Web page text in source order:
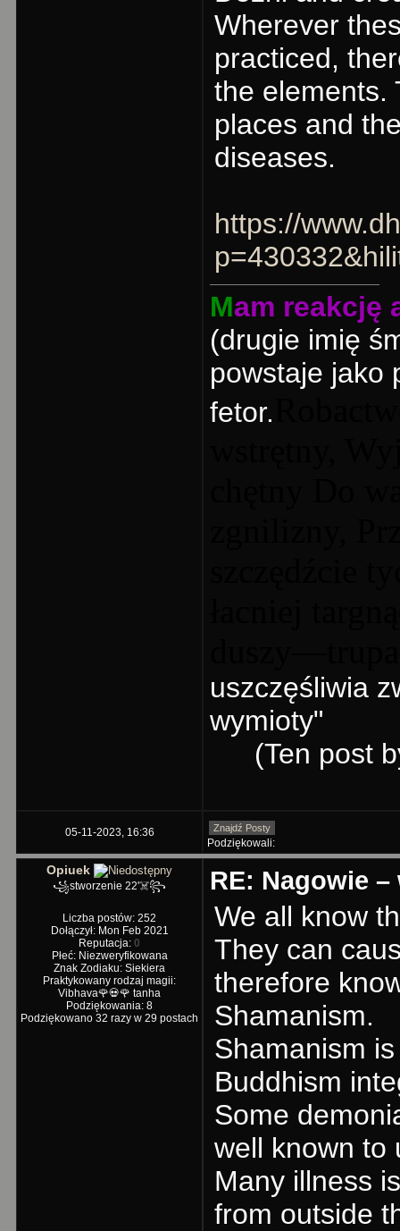
Wherever
practiced,
the elements.
places and
diseases.
https://
Mam reakcję
(drugie imię
powstaje jako
fetor.
uszczęśliwia
wymioty"
(Ten post
05-11-2023, 16:36 Znajdź Posty
Podziękowali:
Opiuek
꧁stworzenie 22'☠️꧂
Liczba postów: 252
Dołączył: Mon Feb 2021
Reputacja: 0
Płeć: Niezweryfikowana
Znak Zodiaku: Siekiera
Praktykowany rodzaj magii:
Vibhava🌹💀🌹 tanha
Podziękowania: 8
Podziękowano 32 razy w 29 postach
RE: Nagowie
We all know
They can
therefore
Shamanism.
Shamanism
Buddhism
Some
well known to
Many illness
from outside